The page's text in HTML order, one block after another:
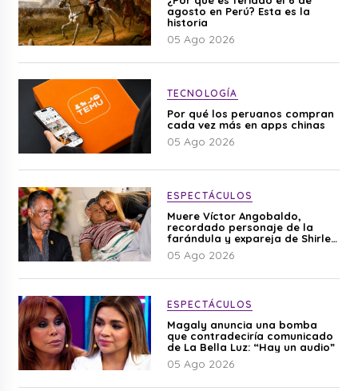
agosto en Perú? Esta es la
historia
05 Ago 2026
TECNOLOGÍA
Por qué los peruanos compran
cada vez más en apps chinas
05 Ago 2026
ESPECTÁCULOS
Muere Víctor Angobaldo,
recordado personaje de la
farándula y expareja de Shirley
Cherres
05 Ago 2026
ESPECTÁCULOS
Magaly anuncia una bomba
que contradeciría comunicado
de La Bella Luz: “Hay un audio”
05 Ago 2026